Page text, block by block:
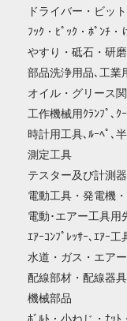
ドライバー・ビッ
ﾌｯｸ・ﾋﾟｯｸ・ﾎﾟﾝﾁ・
やすり・砥石・研
部品洗浄用品､工業
オイル・グリース
工作機械用ｸﾗﾝﾌﾟ､ｸ
時計用工具､ﾙｰﾍﾟ､
測定工具
テスター及び計測器
電動工具・発電機・
電動･エアー工具用
ｴｱｰｺﾝﾌﾟﾚｯｻｰ､ｴｱｰ
水道・ガス・エア
配線部材・配線器
機械部品